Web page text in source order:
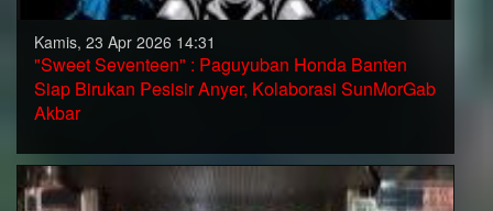
Kamis, 23 Apr 2026 14:31
"Sweet Seventeen" : Paguyuban Honda Banten
Siap Birukan Pesisir Anyer, Kolaborasi SunMorGab
Akbar